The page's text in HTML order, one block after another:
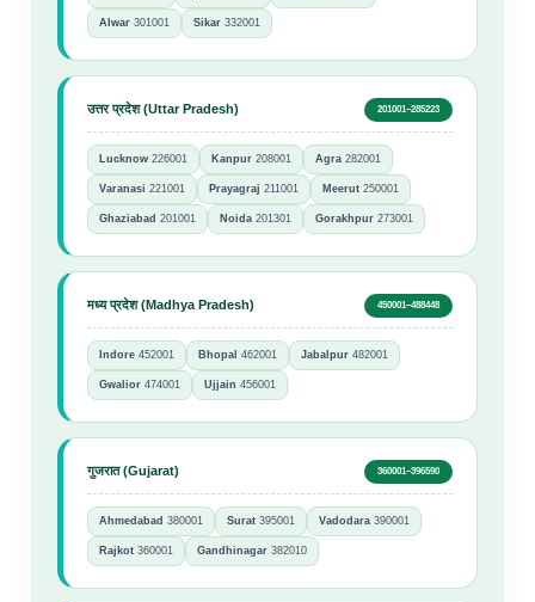
Alwar 301001 Sikar 332001
उत्तर प्रदेश (Uttar Pradesh) 201001–285223
Lucknow 226001 Kanpur 208001 Agra 282001
Varanasi 221001 Prayagraj 211001 Meerut 250001
Ghaziabad 201001 Noida 201301 Gorakhpur 273001
मध्य प्रदेश (Madhya Pradesh) 450001–488448
Indore 452001 Bhopal 462001 Jabalpur 482001
Gwalior 474001 Ujjain 456001
गुजरात (Gujarat) 360001–396590
Ahmedabad 380001 Surat 395001 Vadodara 390001
Rajkot 360001 Gandhinagar 382010